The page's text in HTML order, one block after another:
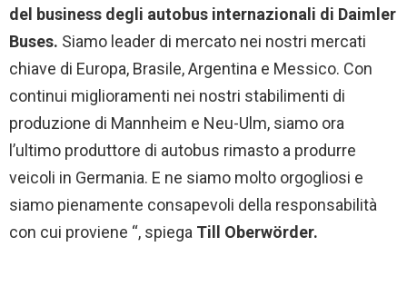
del business degli autobus internazionali di Daimler
Buses. Siamo leader di mercato nei nostri mercati
chiave di Europa, Brasile, Argentina e Messico. Con
continui miglioramenti nei nostri stabilimenti di
produzione di Mannheim e Neu-Ulm, siamo ora
l’ultimo produttore di autobus rimasto a produrre
veicoli in Germania. E ne siamo molto orgogliosi e
siamo pienamente consapevoli della responsabilità
con cui proviene “, spiega Till Oberwörder.